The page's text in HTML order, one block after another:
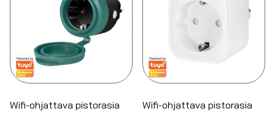
Wifi-ohjattava pistorasia
Wifi-ohjattava pistorasia